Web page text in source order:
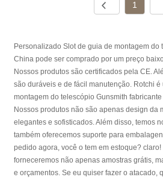
1
Personalizado Slot de guia de montagem do
China pode ser comprado por um preço
Nossos produtos são certificados pela CE.
são duráveis ​​e de fácil manutenção. Rotchi
montagem do telescópio Gunsmith
Nossos produtos não são apenas design da
elegantes e sofisticados. Além disso, temos
também oferecemos suporte para
pedido agora, você o tem em estoque? claro!
forneceremos não apenas amostras grátis,
e orçamentos. Se eu quiser fazer o atacado,